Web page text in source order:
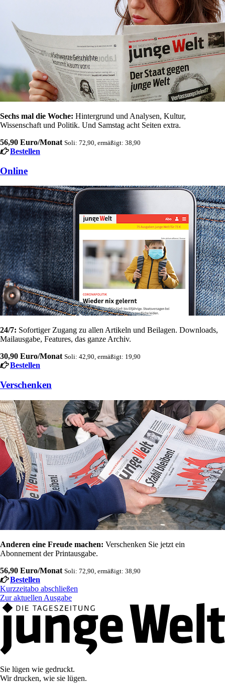
Sechs mal die Woche: Hintergrund und Analysen, Kultur,
Wissenschaft und Politik. Und Samstag acht Seiten extra.
56,90 Euro/Monat Soli: 72,90, ermäßigt: 38,90
Bestellen
Online
24/7: Sofortiger Zugang zu allen Artikeln und Beilagen. Downloads,
Mailausgabe, Features, das ganze Archiv.
30,90 Euro/Monat Soli: 42,90, ermäßigt: 19,90
Bestellen
Verschenken
Anderen eine Freude machen: Verschenken Sie jetzt ein
Abonnement der Printausgabe.
56,90 Euro/Monat Soli: 72,90, ermäßigt: 38,90
Bestellen
Kurzzeitabo abschließen
Zur aktuellen Ausgabe
Sie lügen wie gedruckt.
Wir drucken, wie sie lügen.